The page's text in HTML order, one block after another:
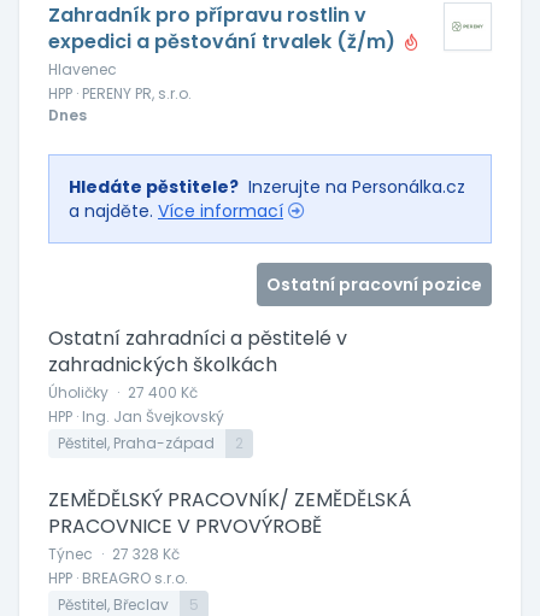
Zahradník pro přípravu rostlin v
expedici a pěstování trvalek (ž/m)
Hlavenec
HPP · PERENY PR, s.r.o.
Dnes
Hledáte pěstitele? Inzerujte na Personálka.cz
a najděte. Více informací
Ostatní pracovní pozice
Ostatní zahradníci a pěstitelé v
zahradnických školkách
Úholičky · 27 400 Kč
HPP · Ing. Jan Švejkovský
Pěstitel, Praha-západ
2
ZEMĚDĚLSKÝ PRACOVNÍK/ ZEMĚDĚLSKÁ
PRACOVNICE V PRVOVÝROBĚ
Týnec · 27 328 Kč
HPP · BREAGRO s.r.o.
Pěstitel, Břeclav
5